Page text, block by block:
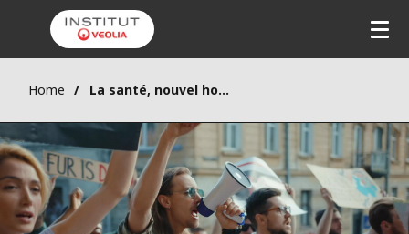
Home La santé, nouvel horizon d’un futur désirable